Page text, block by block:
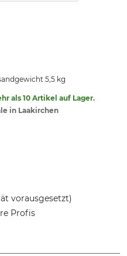
5,5 kg
als 10 Artikel auf Lager.
in Laakirchen
vorausgesetzt)
Profis